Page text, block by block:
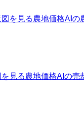
を見る農地価格AIの
見る農地価格AIの売